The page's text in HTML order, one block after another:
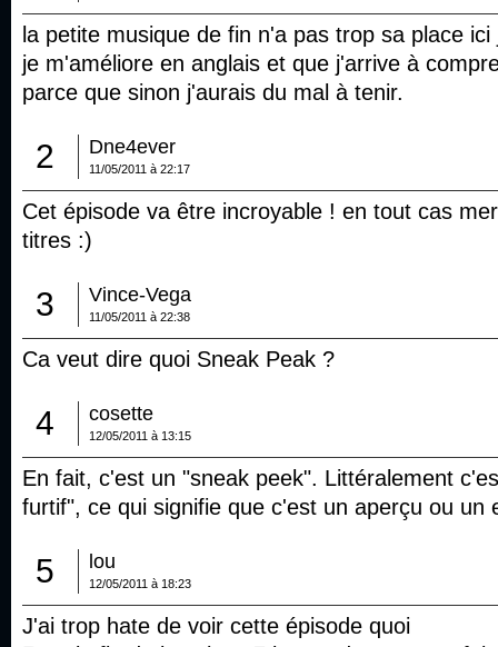
la petite musique de fin n'a pas trop sa place
je m'améliore en anglais et que j'arrive à
parce que sinon j'aurais du mal à tenir.
2 Dne4ever
11/05/2011 à 22:17
Cet épisode va être incroyable ! en tout cas
titres :)
3 Vince-Vega
11/05/2011 à 22:38
Ca veut dire quoi Sneak Peak ?
4 cosette
12/05/2011 à 13:15
En fait, c'est un "sneak peek". Littéralement
furtif", ce qui signifie que c'est un aperçu ou un
5 lou
12/05/2011 à 18:23
J'ai trop hate de voir cette épisode quoi